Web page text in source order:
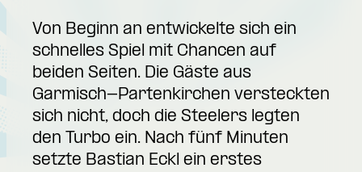
Von Beginn an entwickelte sich ein
schnelles Spiel mit Chancen auf
beiden Seiten. Die Gäste aus
Garmisch-Partenkirchen versteckten
sich nicht, doch die Steelers legten
den Turbo ein. Nach fünf Minuten
setzte Bastian Eckl ein erstes